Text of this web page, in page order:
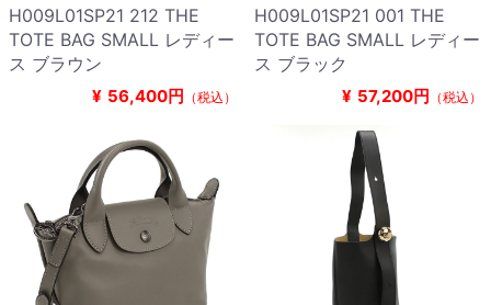
H009L01SP21 212 THE
TOTE BAG SMALL レディー
ス ブラウン
¥ 56,400円 （税込）
H009L01SP21 001 THE
TOTE BAG SMALL レディー
ス ブラック
¥ 57,200円 （税込）